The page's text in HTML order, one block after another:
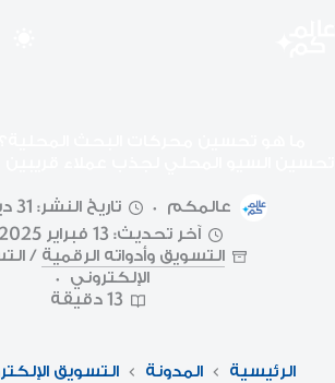
عالمكم
تاريخ النشر: 31 ديسمبر
آخر تحديث: 13 فبراير 2025
التسويق وأدواته الرقمية /
الإلكتروني
13 دقيقة
الرئيسية المدونة
التسويق